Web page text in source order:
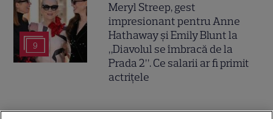
9
Meryl Streep, gest
impresionant pentru Anne
Hathaway și Emily Blunt la
„Diavolul se îmbracă de la
Prada 2”. Ce salarii ar fi primit
actrițele